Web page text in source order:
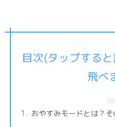
目次(タップする
飛べ
おやすみモードとは？